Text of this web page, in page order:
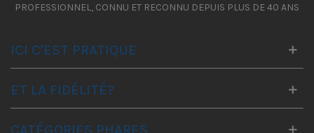
PROFESSIONNEL, CONNU ET RECONNU DEPUIS PLUS DE 40 ANS
ICI C'EST PRATIQUE
ET LA FIDÉLITÉ?
CATÉGORIES PHARES